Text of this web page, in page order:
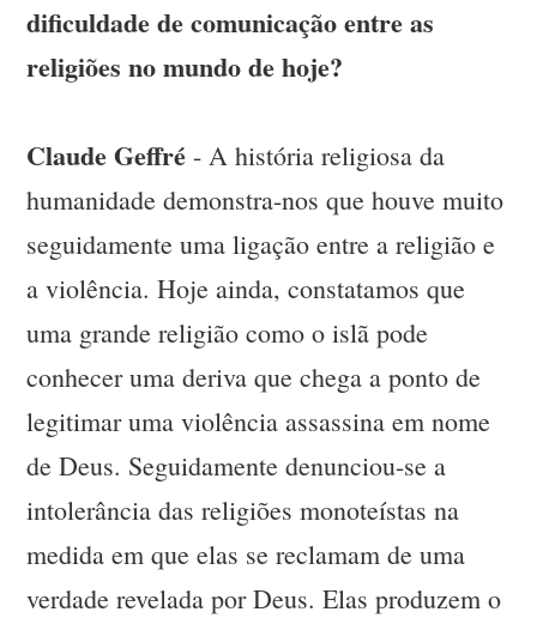
dificuldade de comunicação entre as
religiões no mundo de hoje?
Claude Geffré - A história religiosa da
humanidade demonstra-nos que houve muito
seguidamente uma ligação entre a religião e
a violência. Hoje ainda, constatamos que
uma grande religião como o islã pode
conhecer uma deriva que chega a ponto de
legitimar uma violência assassina em nome
de Deus. Seguidamente denunciou-se a
intolerância das religiões monoteístas na
medida em que elas se reclamam de uma
verdade revelada por Deus. Elas produzem o